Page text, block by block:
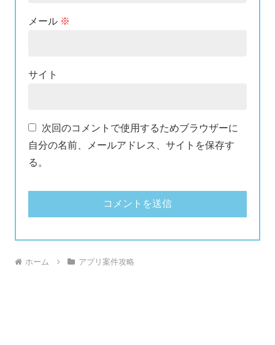
メール ※
サイト
次回のコメントで使用するためブラウザーに
自分の名前、メールアドレス、サイトを保存す
る。
ホーム アプリ案件攻略